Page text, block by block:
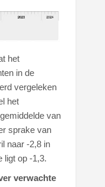
het
in de
vergeleken
het
van
sprake van
naar -2,8 in
ligt op -1,3.
verwachte